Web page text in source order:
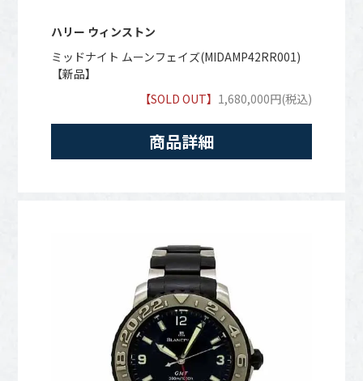
ハリー ウィンストン
ミッドナイト ムーンフェイズ(MIDAMP42RR001)
【新品】
【SOLD OUT】 1,680,000円(税込)
商品詳細